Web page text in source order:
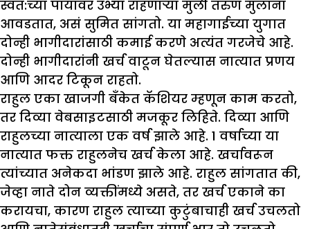
स्वत:च्या पायावर उभ्या राहणाऱ्या मुली तरुण मुलांना
आवडतात, असं सुमित सांगतो. या महागाईच्या युगात
दोन्ही भागीदारांसाठी कमाई करणे अत्यंत गरजेचे आहे.
दोन्ही भागीदारांनी खर्च वाटून घेतल्यास नात्यात प्रणय
आणि आदर टिकून राहतो.
राहुल एका खाजगी बँकेत कॅशियर म्हणून काम करतो,
तर दिव्या वेबसाइटसाठी मजकूर लिहिते. दिव्या आणि
राहुलच्या नात्याला एक वर्ष झाले आहे. 1 वर्षाच्या या
नात्यात फक्त राहुलनेच खर्च केला आहे. खर्चावरून
त्यांच्यात अनेकदा भांडण झाले आहे. राहुल सांगतात की,
जेव्हा नाते दोन व्यक्तींमध्ये असते, तर खर्च एकाने का
करायचा, कारण राहुल त्याच्या कुटुंबाचाही खर्च उचलतो